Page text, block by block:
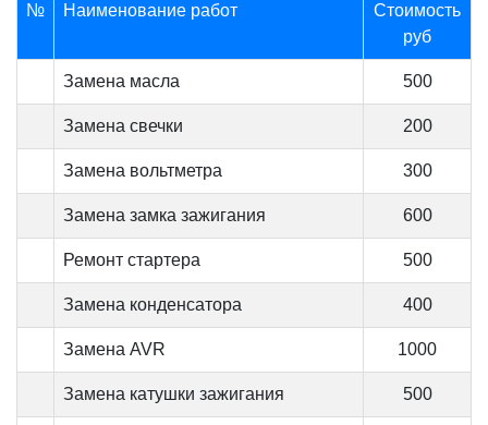
№ Наименование работ
Стоимость
руб
Замена масла 500
Замена свечки 200
Замена вольтметра 300
Замена замка зажигания 600
Ремонт стартера 500
Замена конденсатора 400
Замена AVR 1000
Замена катушки зажигания 500